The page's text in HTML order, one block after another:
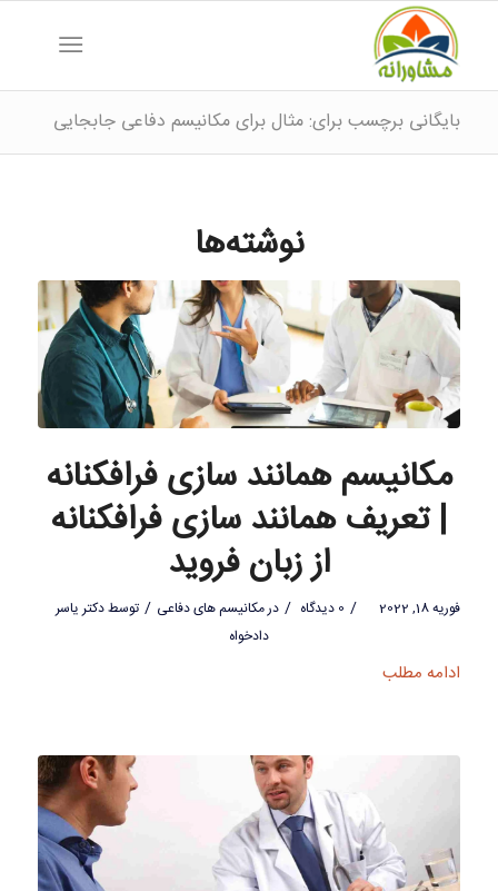
بایگانی برچسب برای: مثال برای مکانیسم دفاعی جابجایی
نوشته‌ها
مکانیسم همانند سازی فرافکنانه
| تعریف همانند سازی فرافکنانه
از زبان فروید
فوریه 18, 2022 / 0 دیدگاه / درمکانیسم های دفاعی / توسطدکتر یاسر
دادخواه
ادامه مطلب